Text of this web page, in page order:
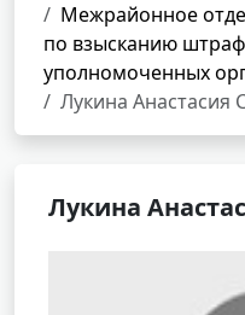
Межрайонное
по взысканию
уполномоченных
Лукина Анастасия
Лукина